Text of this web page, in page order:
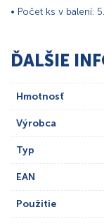
• Počet ks v balení: 5.
ĎALŠIE
Hmotnosť
Výrobca
Typ
EAN
Použitie